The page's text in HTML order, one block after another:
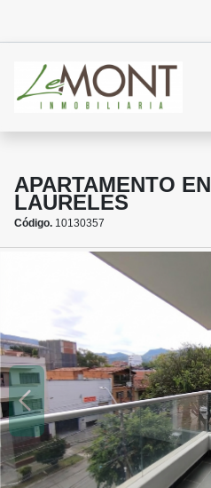
APARTAMENTO
LAURELES
Código. 10130357